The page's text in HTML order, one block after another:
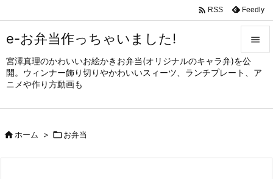
e-お弁当作っちゃいました!
宮澤真理のかわいいお絵かきお弁当(オリジナルのキャラ弁)を公
開。ウィンナー飾り切りやかわいいスィーツ、ランチプレート、ア
ニメや作り方動画も


メニュ
サイド

 RSS Feedly
ホーム > お弁当